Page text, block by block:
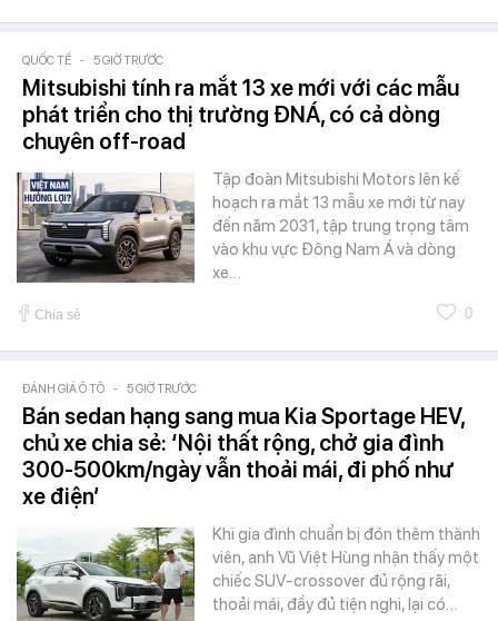
QUỐC TẾ - 5 GIỜ TRƯỚC
Mitsubishi tính ra mắt 13 xe mới với các mẫu
phát triển cho thị trường ĐNÁ, có cả dòng
chuyên off-road
Tập đoàn Mitsubishi Motors lên kế
hoạch ra mắt 13 mẫu xe mới từ nay
đến năm 2031, tập trung trọng tâm
vào khu vực Đông Nam Á và dòng
xe…
Chia sẻ 0
ĐÁNH GIÁ Ô TÔ - 5 GIỜ TRƯỚC
Bán sedan hạng sang mua Kia Sportage HEV,
chủ xe chia sẻ: ‘Nội thất rộng, chở gia đình
300-500km/ngày vẫn thoải mái, đi phố như
xe điện’
Khi gia đình chuẩn bị đón thêm thành
viên, anh Vũ Việt Hùng nhận thấy một
chiếc SUV-crossover đủ rộng rãi,
thoải mái, đầy đủ tiện nghi, lại có…